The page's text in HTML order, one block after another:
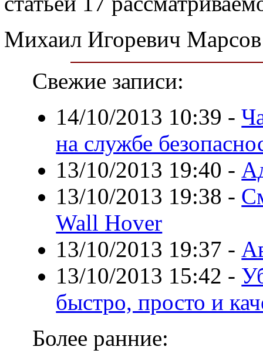
Михаил Игоревич Марсов
Свежие записи:
14/10/2013 10:39 -
на службе
13/10/2013 19:40 -
13/10/2013 19:38 -
Wall Hover
13/10/2013 19:37 -
13/10/2013 15:42 -
быстро, просто и
Более ранние: